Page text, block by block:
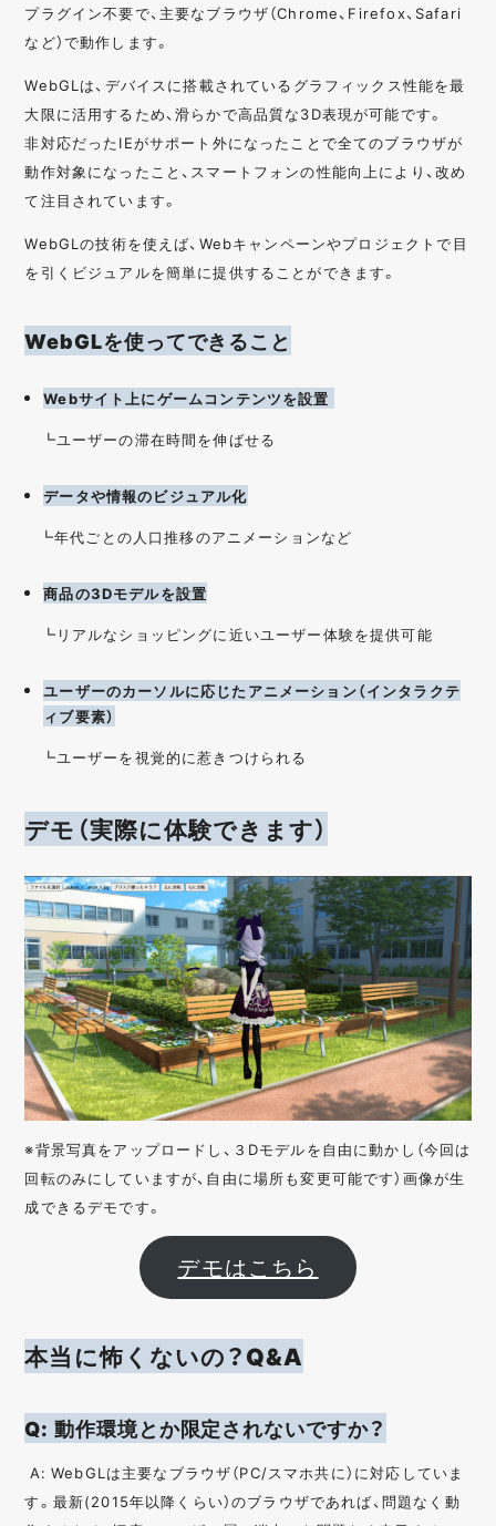
プラグイン不要で、主要なブラウザ（Chrome、Firefox、Safari
など）で動作します。
WebGLは、デバイスに搭載されているグラフィックス性能を最
大限に活用するため、滑らかで高品質な3D表現が可能です。
非対応だったIEがサポート外になったことで全てのブラウザが
動作対象になったこと、スマートフォンの性能向上により、改め
て注目されています。
WebGLの技術を使えば、Webキャンペーンやプロジェクトで目
を引くビジュアルを簡単に提供することができます。
WebGLを使ってできること
Webサイト上にゲームコンテンツを設置
┗ユーザーの滞在時間を伸ばせる
データや情報のビジュアル化
┗年代ごとの人口推移のアニメーションなど
商品の3Dモデルを設置
┗リアルなショッピングに近いユーザー体験を提供可能
ユーザーのカーソルに応じたアニメーション（インタラクテ
ィブ要素）
┗ユーザーを視覚的に惹きつけられる
デモ（実際に体験できます）
※背景写真をアップロードし、３Dモデルを自由に動かし（今回は
回転のみにしていますが、自由に場所も変更可能です）画像が生
成できるデモです。
デモはこちら
本当に怖くないの？Q&A
Q: 動作環境とか限定されないですか？
A: WebGLは主要なブラウザ（PC/スマホ共に）に対応していま
す。最新(2015年以降くらい）のブラウザであれば、問題なく動